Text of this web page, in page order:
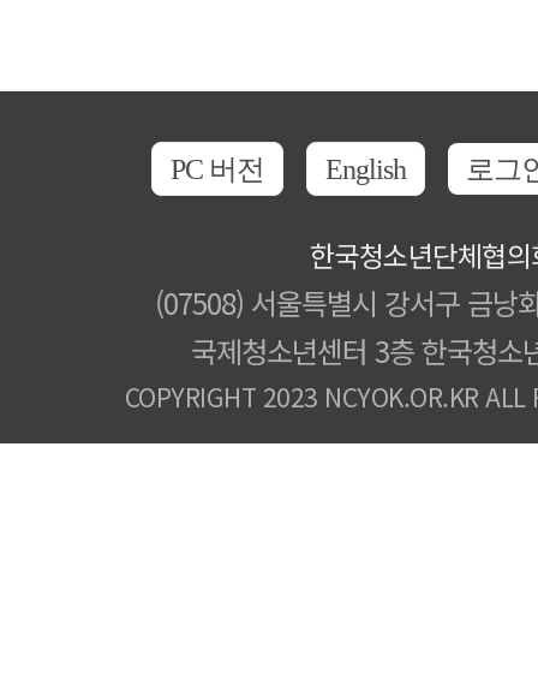
PC 버전 English 로그
한국청소년단체협
(07508) 서울특별시 강서구 금낭
국제청소년센터 3층 한국청소
COPYRIGHT 2023 NCYOK.OR.KR ALL